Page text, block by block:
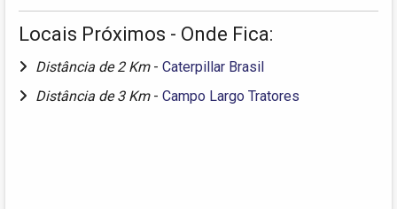
Locais Próximos - Onde Fica:
Distância de 2 Km - Caterpillar Brasil
Distância de 3 Km - Campo Largo Tratores